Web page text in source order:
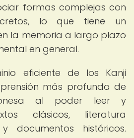
formas complejas con
lo que tiene un
la memoria a largo plazo
en general.
eficiente de los Kanji
más profunda de
al poder leer y
clásicos, literatura
documentos históricos.